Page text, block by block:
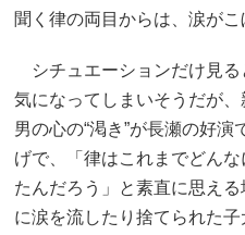
聞く律の両目からは、涙がこ
シチュエーションだけ見る
気になってしまいそうだが
男の心の“渇き”が長瀬の好
げで、「律はこれまでどん
たんだろう」と素直に思え
に涙を流したり捨てられた